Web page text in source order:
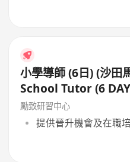
小學導師 (6日) (沙
School Tutor (6
Shatin)
勵致研習中心
提供晉升機會及在職